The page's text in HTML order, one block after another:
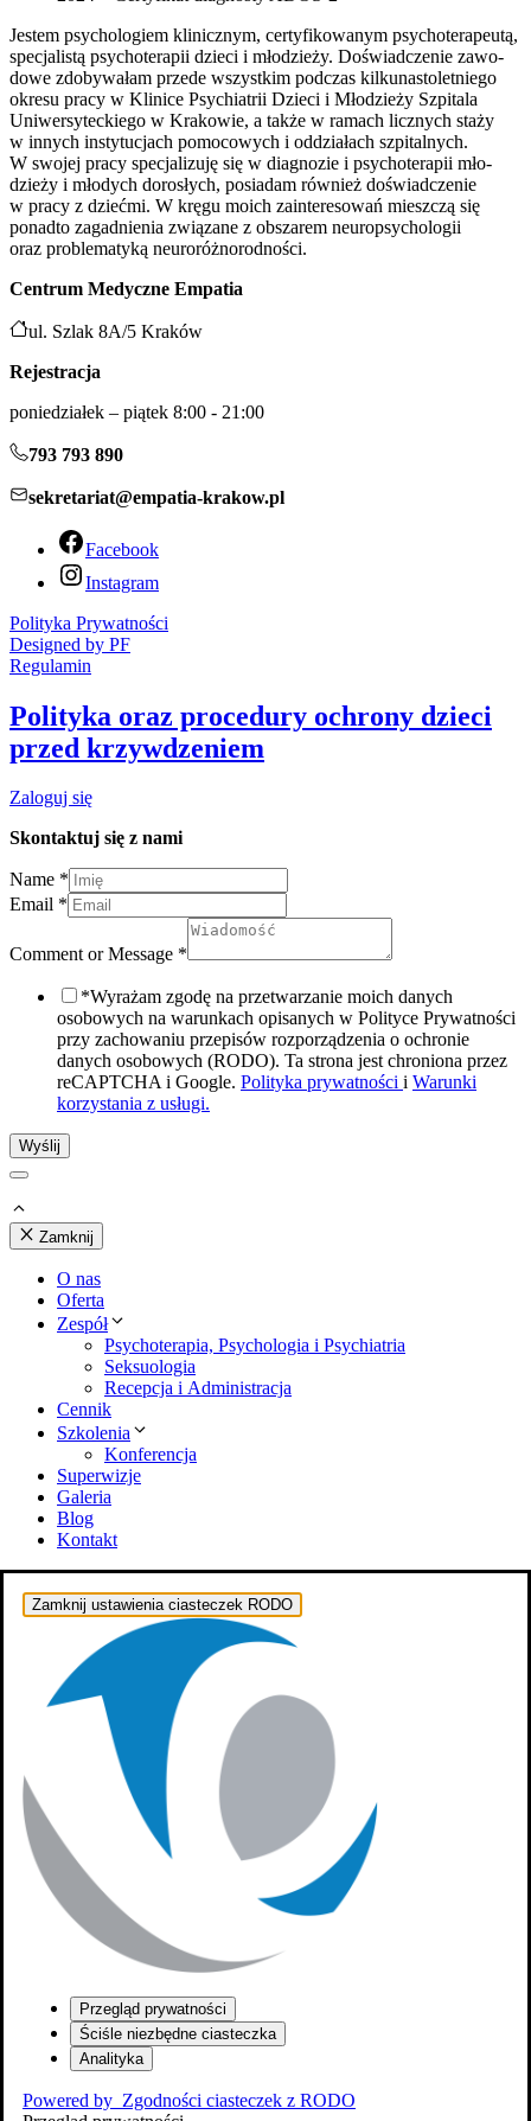
Jestem psy­cho­lo­giem kli­nicz­nym, cer­ty­fi­ko­wa­nym psy­cho­te­ra­peu­tą,
spe­cja­li­stą psy­cho­te­ra­pii dzie­ci i mło­dzie­ży. Doświadczenie zawo­
do­we zdo­by­wa­łam przede wszyst­kim pod­czas kil­ku­na­sto­let­nie­go
okre­su pra­cy w Klinice Psychiatrii Dzieci i Młodzieży Szpitala
Uniwersyteckiego w Krakowie, a tak­że w ramach licz­nych sta­ży
w innych insty­tu­cjach pomo­co­wych i oddzia­łach szpi­tal­nych.
W swo­jej pra­cy spe­cja­li­zu­ję się w dia­gno­zie i psy­cho­te­ra­pii mło­
dzie­ży i mło­dych doro­słych, posia­dam rów­nież doświad­cze­nie
w pra­cy z dzieć­mi. W krę­gu moich zain­te­re­so­wań miesz­czą się
ponad­to zagad­nie­nia zwią­za­ne z obsza­rem neu­rop­sy­cho­lo­gii
oraz pro­ble­ma­ty­ką neuroróżnorodności.
Centrum Medyczne Empatia
ul. Szlak 8A/5 Kraków
Rejestracja
poniedziałek – piątek 8:00 - 21:00
793 793 890
sekretariat@empatia-krakow.pl
Facebook
Instagram
Polityka Prywatności
Designed by PF
Regulamin
Polityka oraz procedury ochrony dzieci
przed krzywdzeniem
Zaloguj się
Skontaktuj się z nami
Name *
Email *
Comment or Message *
*Wyrażam zgodę na przetwarzanie moich danych
osobowych na warunkach opisanych w Polityce Prywatności
przy zachowaniu przepisów rozporządzenia o ochronie
danych osobowych (RODO). Ta strona jest chroniona przez
reCAPTCHA i Google. Polityka prywatności i Warunki
korzystania z usługi.
Wyślij
Zamknij
O nas
Oferta
Zespół
Psychoterapia, Psychologia i Psychiatria
Seksuologia
Recepcja i Administracja
Cennik
Szkolenia
Konferencja
Superwizje
Galeria
Blog
Kontakt
Zamknij ustawienia ciasteczek RODO
Przegląd prywatności
Ściśle niezbędne ciasteczka
Analityka
Powered by Zgodności ciasteczek z RODO